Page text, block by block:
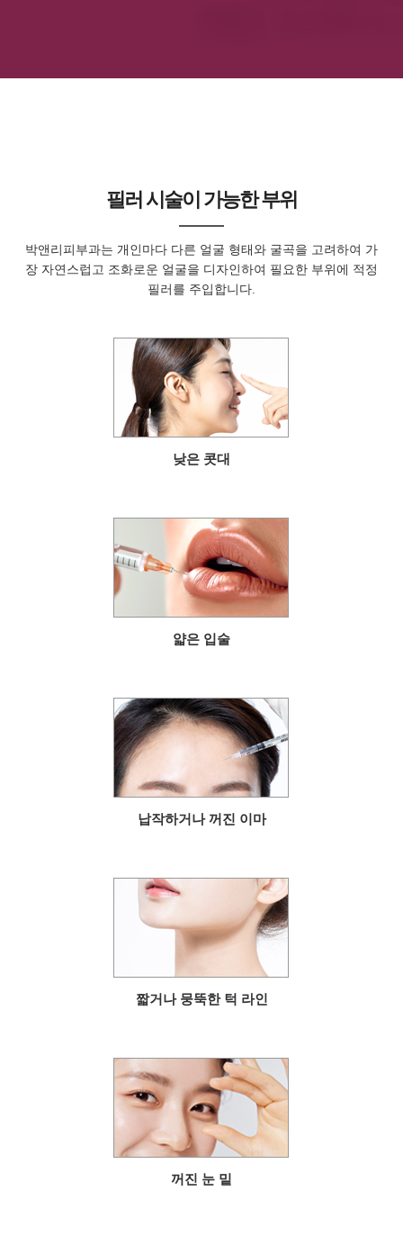
필러 시술이 가능한 부위
박앤리피부과는 개인마다 다른 얼굴 형태와 굴곡을 고려하여 가
장 자연스럽고 조화로운 얼굴을 디자인하여 필요한 부위에
적정
필러를 주입합니다.
낮은 콧대
얇은 입술
납작하거나 꺼진 이마
짧거나 뭉뚝한 턱 라인
꺼진 눈 밑